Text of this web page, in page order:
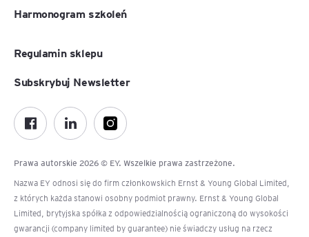
Harmonogram szkoleń
Regulamin sklepu
Prawa autorskie 2026 © EY. Wszelkie prawa zastrzeżone.
Nazwa EY odnosi się do firm członkowskich Ernst & Young Global Limited,
z których każda stanowi osobny podmiot prawny. Ernst & Young Global
Limited, brytyjska spółka z odpowiedzialnością ograniczoną do wysokości
gwarancji (company limited by guarantee) nie świadczy usług na rzecz
Subskrybuj Newsletter